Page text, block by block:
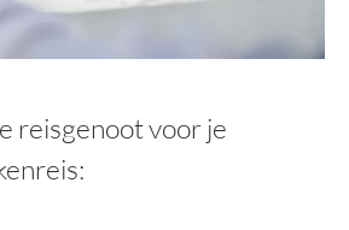
reisgenoot voor je